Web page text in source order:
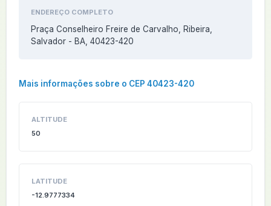
ENDEREÇO COMPLETO
Praça Conselheiro Freire de Carvalho, Ribeira,
Salvador - BA, 40423-420
Mais informações sobre o CEP 40423-420
ALTITUDE
50
LATITUDE
-12.9777334